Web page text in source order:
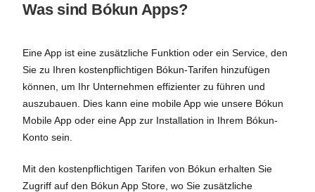
Was sind Bókun Apps?
Eine App ist eine zusätzliche Funktion oder ein Service, den
Sie zu Ihren kostenpflichtigen Bókun-Tarifen hinzufügen
können, um Ihr Unternehmen effizienter zu führen und
auszubauen. Dies kann eine mobile App wie unsere Bókun
Mobile App oder eine App zur Installation in Ihrem Bókun-
Konto sein.
Mit den kostenpflichtigen Tarifen von Bókun erhalten Sie
Zugriff auf den Bókun App Store, wo Sie zusätzliche